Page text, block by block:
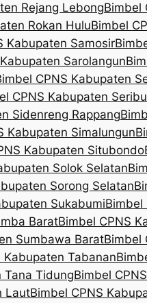
Rejang LebongBimbel
Rokan HuluBimbel
Kabupaten Samosir
Sarolangun
CPNS Kabupaten
CPNS Kabupaten Seribu
Sidenreng Rappang
Kabupaten Simalungun
Kabupaten Situbondo
Solok Selatan
Sorong Selatan
SukabumiBimbel
BaratBimbel CPNS
Sumbawa BaratBimbel
Kabupaten Tabanan
Tana TidungBimbel
LautBimbel CPNS